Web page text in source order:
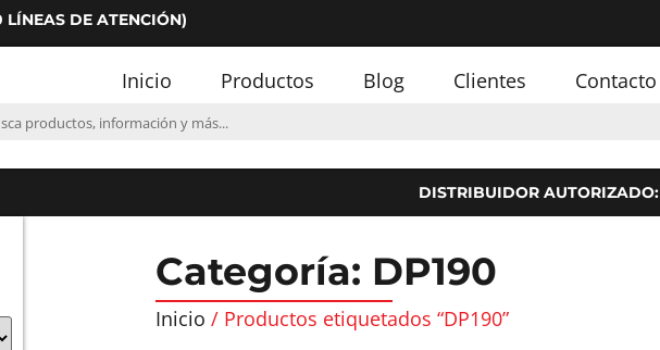
DE ATENCIÓN)
Inicio Productos Blog Clientes Contacto
DISTRIBUIDOR AUTORIZADO:
Categoría: DP190
Inicio / Productos etiquetados “DP190”